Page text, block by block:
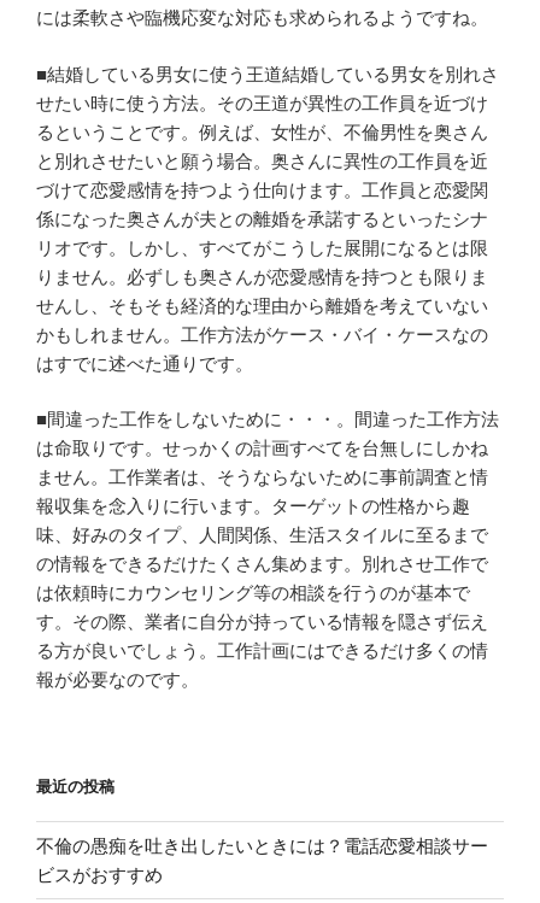
には柔軟さや臨機応変な対応も求められるようですね。
■結婚している男女に使う王道結婚している男女を別れさ
せたい時に使う方法。その王道が異性の工作員を近づけ
るということです。例えば、女性が、不倫男性を奥さん
と別れさせたいと願う場合。奥さんに異性の工作員を近
づけて恋愛感情を持つよう仕向けます。工作員と恋愛関
係になった奥さんが夫との離婚を承諾するといったシナ
リオです。しかし、すべてがこうした展開になるとは限
りません。必ずしも奥さんが恋愛感情を持つとも限りま
せんし、そもそも経済的な理由から離婚を考えていない
かもしれません。工作方法がケース・バイ・ケースなの
はすでに述べた通りです。
■間違った工作をしないために・・・。間違った工作方法
は命取りです。せっかくの計画すべてを台無しにしかね
ません。工作業者は、そうならないために事前調査と情
報収集を念入りに行います。ターゲットの性格から趣
味、好みのタイプ、人間関係、生活スタイルに至るまで
の情報をできるだけたくさん集めます。別れさせ工作で
は依頼時にカウンセリング等の相談を行うのが基本で
す。その際、業者に自分が持っている情報を隠さず伝え
る方が良いでしょう。工作計画にはできるだけ多くの情
報が必要なのです。
最近の投稿
不倫の愚痴を吐き出したいときには？電話恋愛相談サー
ビスがおすすめ